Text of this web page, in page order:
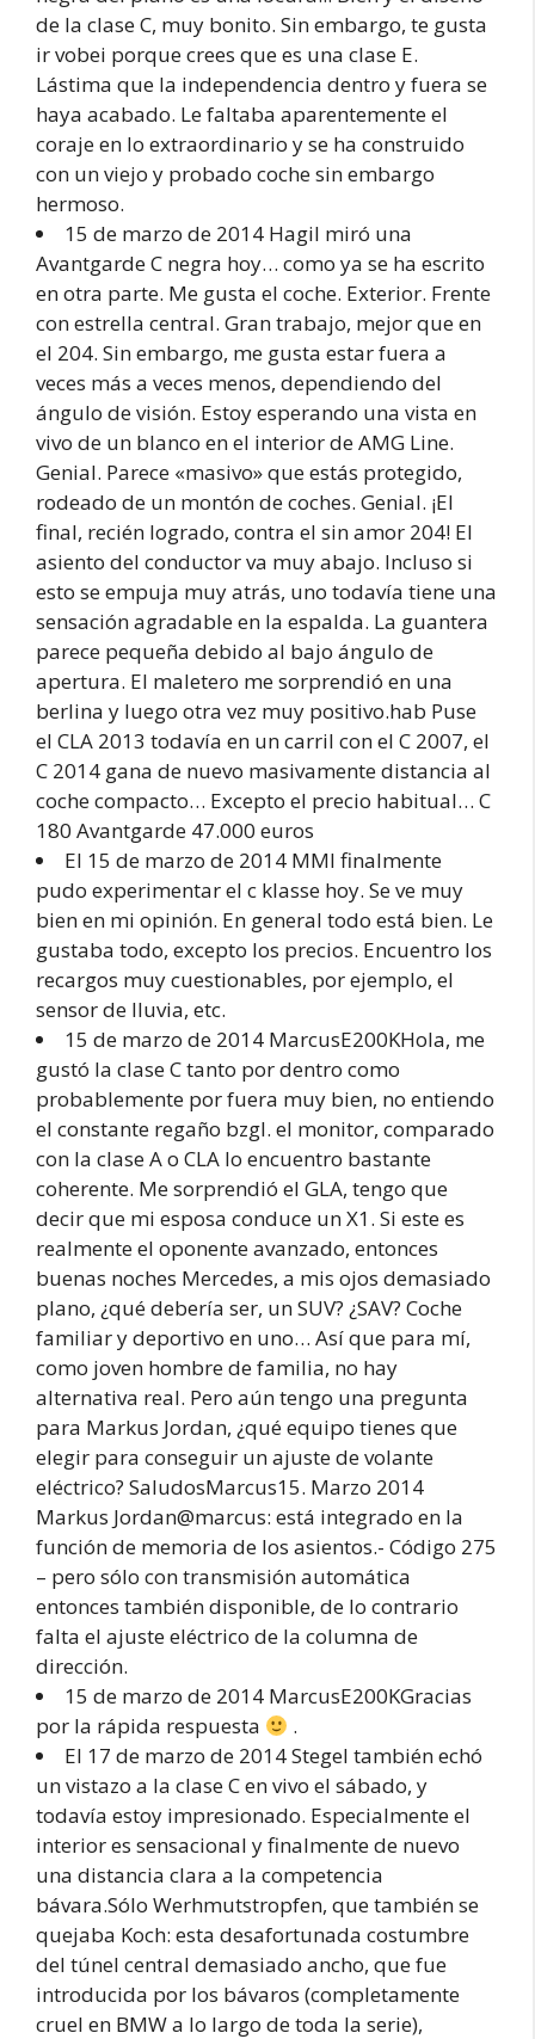
de la clase C, muy bonito. Sin embargo, te gusta
ir vobei porque crees que es una clase E.
Lástima que la independencia dentro y fuera se
haya acabado. Le faltaba aparentemente el
coraje en lo extraordinario y se ha construido
con un viejo y probado coche sin embargo
hermoso.
15 de marzo de 2014 HagiI miró una
Avantgarde C negra hoy… como ya se ha escrito
en otra parte. Me gusta el coche. Exterior. Frente
con estrella central. Gran trabajo, mejor que en
el 204. Sin embargo, me gusta estar fuera a
veces más a veces menos, dependiendo del
ángulo de visión. Estoy esperando una vista en
vivo de un blanco en el interior de AMG Line.
Genial. Parece «masivo» que estás protegido,
rodeado de un montón de coches. Genial. ¡El
final, recién logrado, contra el sin amor 204! El
asiento del conductor va muy abajo. Incluso si
esto se empuja muy atrás, uno todavía tiene una
sensación agradable en la espalda. La guantera
parece pequeña debido al bajo ángulo de
apertura. El maletero me sorprendió en una
berlina y luego otra vez muy positivo.hab Puse
el CLA 2013 todavía en un carril con el C 2007, el
C 2014 gana de nuevo masivamente distancia al
coche compacto… Excepto el precio habitual… C
180 Avantgarde 47.000 euros
El 15 de marzo de 2014 MMI finalmente
pudo experimentar el c klasse hoy. Se ve muy
bien en mi opinión. En general todo está bien. Le
gustaba todo, excepto los precios. Encuentro los
recargos muy cuestionables, por ejemplo, el
sensor de lluvia, etc.
15 de marzo de 2014 MarcusE200KHola, me
gustó la clase C tanto por dentro como
probablemente por fuera muy bien, no entiendo
el constante regaño bzgl. el monitor, comparado
con la clase A o CLA lo encuentro bastante
coherente. Me sorprendió el GLA, tengo que
decir que mi esposa conduce un X1. Si este es
realmente el oponente avanzado, entonces
buenas noches Mercedes, a mis ojos demasiado
plano, ¿qué debería ser, un SUV? ¿SAV? Coche
familiar y deportivo en uno… Así que para mí,
como joven hombre de familia, no hay
alternativa real. Pero aún tengo una pregunta
para Markus Jordan, ¿qué equipo tienes que
elegir para conseguir un ajuste de volante
eléctrico? SaludosMarcus15. Marzo 2014
Markus Jordan@marcus: está integrado en la
función de memoria de los asientos.- Código 275
– pero sólo con transmisión automática
entonces también disponible, de lo contrario
falta el ajuste eléctrico de la columna de
dirección.
15 de marzo de 2014 MarcusE200KGracias
por la rápida respuesta
.
El 17 de marzo de 2014 StegeI también echó
un vistazo a la clase C en vivo el sábado, y
todavía estoy impresionado. Especialmente el
interior es sensacional y finalmente de nuevo
una distancia clara a la competencia
bávara.Sólo Werhmutstropfen, que también se
quejaba Koch: esta desafortunada costumbre
del túnel central demasiado ancho, que fue
introducida por los bávaros (completamente
cruel en BMW a lo largo de toda la serie),